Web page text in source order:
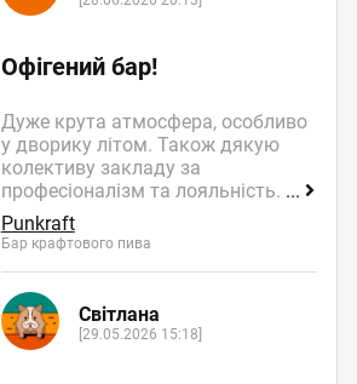
Офігений бар!
Дуже крута атмосфера, особливо
у дворику літом. Також дякую
колективу закладу за
професіоналізм та лояльність. ...
Punkraft
Бар крафтового пива
Світлана
[29.05.2026 15:18]